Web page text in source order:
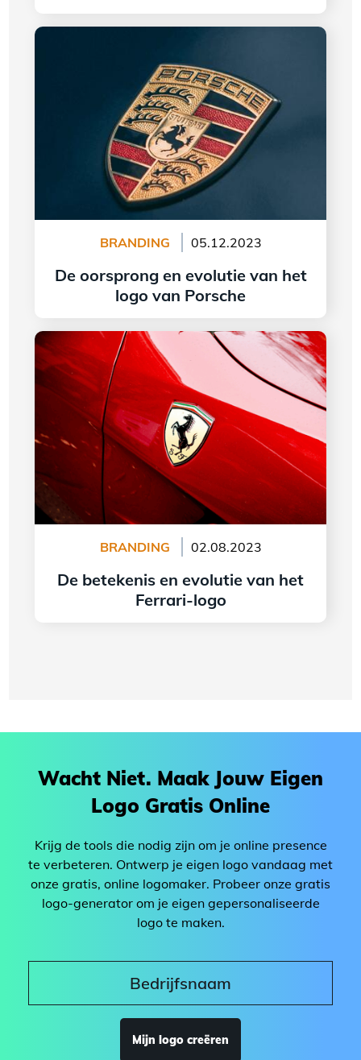
lees meer
BRANDING 05.12.2023
De oorsprong en evolutie van het
logo van Porsche
lees meer
BRANDING 02.08.2023
De betekenis en evolutie van het
Ferrari-logo
De betekenis en evolutie van het Ferrari-logo
Wacht Niet. Maak Jouw Eigen
Logo Gratis Online
Krijg de tools die nodig zijn om je online presence
te verbeteren. Ontwerp je eigen logo vandaag met
onze gratis, online logomaker. Probeer onze gratis
logo-generator om je eigen gepersonaliseerde
logo te maken.
Mijn logo creëren